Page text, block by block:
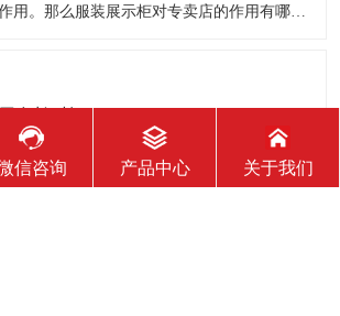
用。那么服装展示柜对专卖店的作用有哪些
品的风采展现在消费者面前，使消费者对商
命有多长，实际上谁也说不准。不同的材
同的环境、不同的使用方法及维护等等，都
信咨询 产品中心 关于我们